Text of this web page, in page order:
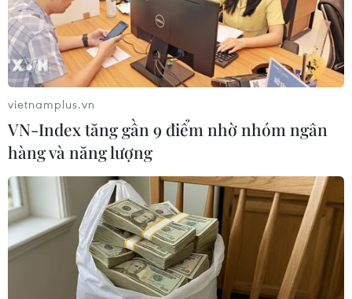
vietnamplus.vn
VN-Index tăng gần 9 điểm nhờ nhóm ngân
hàng và năng lượng